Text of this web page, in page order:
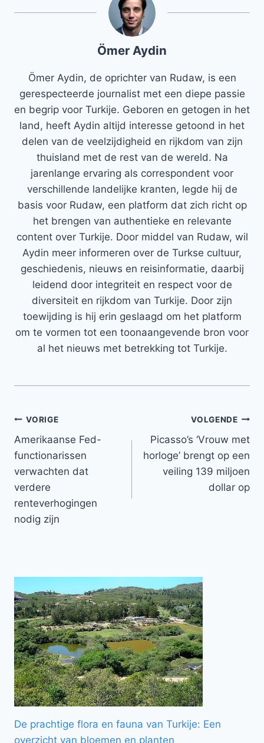
Ömer Aydin
Ömer Aydin, de oprichter van Rudaw, is een
gerespecteerde journalist met een diepe passie
en begrip voor Turkije. Geboren en getogen in het
land, heeft Aydin altijd interesse getoond in het
delen van de veelzijdigheid en rijkdom van zijn
thuisland met de rest van de wereld. Na
jarenlange ervaring als correspondent voor
verschillende landelijke kranten, legde hij de
basis voor Rudaw, een platform dat zich richt op
het brengen van authentieke en relevante
content over Turkije. Door middel van Rudaw, wil
Aydin meer informeren over de Turkse cultuur,
geschiedenis, nieuws en reisinformatie, daarbij
leidend door integriteit en respect voor de
diversiteit en rijkdom van Turkije. Door zijn
toewijding is hij erin geslaagd om het platform
om te vormen tot een toonaangevende bron voor
al het nieuws met betrekking tot Turkije.
Bericht
navigatie
VORIGE
Amerikaanse Fed-
functionarissen
verwachten dat
verdere
renteverhogingen
nodig zijn
VOLGENDE
Picasso’s ‘Vrouw met
horloge’ brengt op een
veiling 139 miljoen
dollar op
De prachtige flora en fauna van Turkije: Een
overzicht van bloemen en planten